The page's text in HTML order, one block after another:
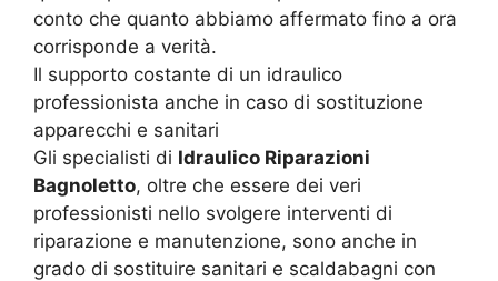
conto che quanto abbiamo affermato fino a ora
corrisponde a verità.
Il supporto costante di un idraulico
professionista anche in caso di sostituzione
apparecchi e sanitari
Gli specialisti di Idraulico Riparazioni
Bagnoletto, oltre che essere dei veri
professionisti nello svolgere interventi di
riparazione e manutenzione, sono anche in
grado di sostituire sanitari e scaldabagni con